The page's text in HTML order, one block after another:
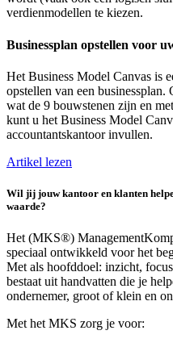
verdienmodellen te kiezen.
Businessplan opstellen voor
Het Business Model Canvas is
opstellen van een
wat de 9 bouwstenen zijn en
kunt u het Business Model
accountantskantoor invullen.
Artikel lezen
Wil jij jouw kantoor en klanten
waarde?
Het (MKS®)
speciaal ontwikkeld voor het
Met als hoofddoel: inzicht,
bestaat uit handvatten die je
ondernemer, groot of klein en
Met het MKS zorg je voor: